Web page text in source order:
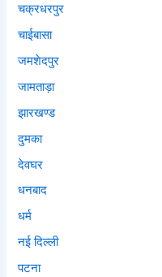
चक्रधरपुर
चाईबासा
जमशेदपुर
जामताड़ा
झारखण्ड
दुमका
देवघर
धनबाद
धर्म
नई दिल्ली
पटना